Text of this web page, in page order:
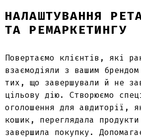
НАЛАШТУВАННЯ
ТА РЕМАРКЕТИНГУ
Повертаємо клієнтів, які
взаємодіяли з вашим
тих, що завершували й не
цільову дію. Створюємо
оголошення для авдиторії,
кошик, переглядала
завершила покупку.